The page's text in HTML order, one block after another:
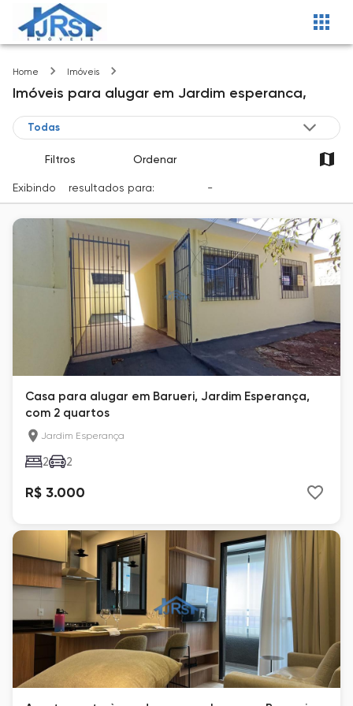
Home Imóveis
Imóveis para alugar em Jardim esperanca,
Filtros Ordenar
Exibindo resultados para: -
Casa para alugar em Barueri, Jardim Esperança,
com 2 quartos
Jardim Esperança
2 2
R$ 3.000